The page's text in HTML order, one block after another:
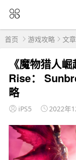
首页 游戏攻略 文
《魔物猎人
Rise：
略
iPS5 2022年